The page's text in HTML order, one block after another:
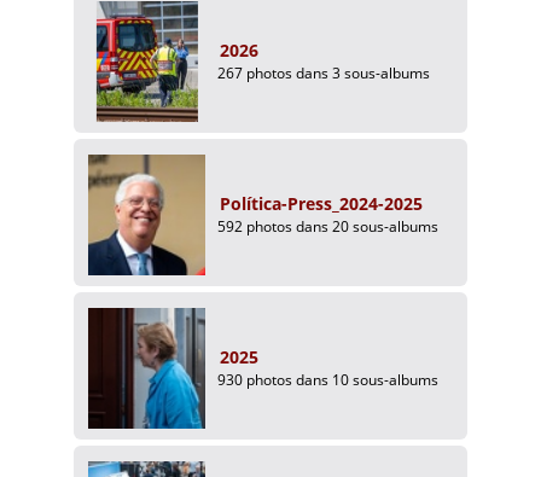
2026
267 photos dans 3 sous-albums
Política-Press_2024-2025
592 photos dans 20 sous-albums
2025
930 photos dans 10 sous-albums